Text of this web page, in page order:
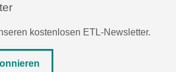
kostenlosen ETL-Newsletter.